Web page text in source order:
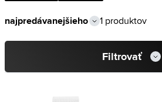
1 produktov
Filtrovať